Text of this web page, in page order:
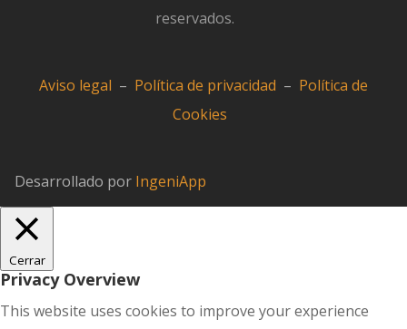
reservados.
Aviso legal – Política de privacidad – Política de
Cookies
Desarrollado por IngeniApp
Cerrar
Privacy Overview
This website uses cookies to improve your experience